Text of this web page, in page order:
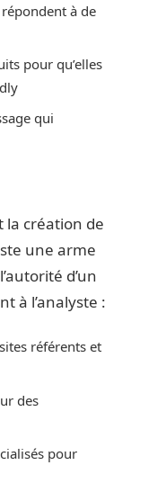
à de
pour qu’elles
qui
création de
une arme
d’un
à l’analyste :
référents et
des
pour